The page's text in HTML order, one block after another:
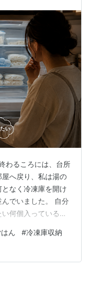
わるころには、台所
へ戻り、私は湯の
なく冷凍庫を開け
でいました。 自分
何個入っているか
開ける。 そんなこ
ばらく冷凍庫の前
したい気持ちと、
庫を見ると、ごは
ん #冷凍庫収納